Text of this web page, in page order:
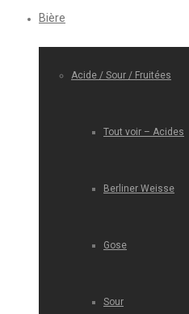
Bière
Acide / Sour / Fruitées
Tout voir – Acides
Berliner Weisse
Gose
Sour